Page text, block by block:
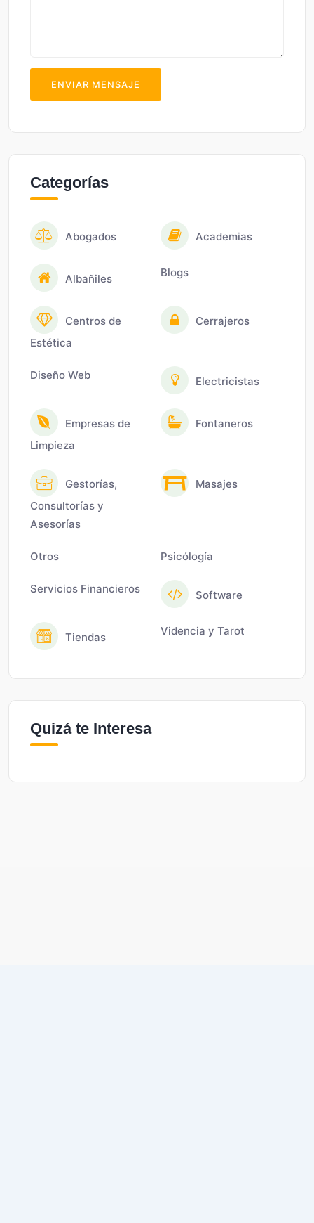
ENVIAR MENSAJE
Categorías
Abogados Academias
Albañiles Blogs
Centros de
Estética
Cerrajeros
Diseño Web Electricistas
Empresas de
Limpieza
Fontaneros
Gestorías,
Consultorías y
Asesorías
Masajes
Otros Psicólogía
Servicios Financieros Software
Tiendas Videncia y Tarot
Quizá te Interesa